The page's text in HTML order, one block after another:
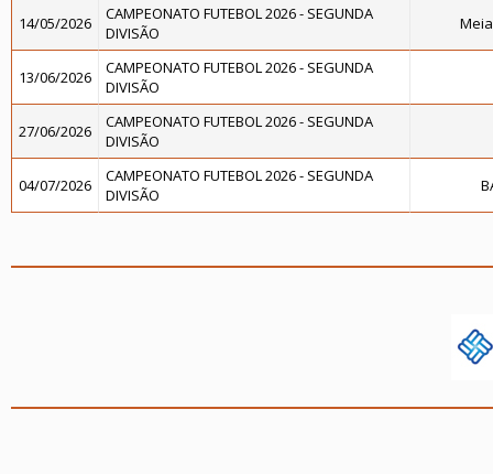
14/05/2026
CAMPEONATO FUTEBOL 2026 - SEGUNDA
DIVISÃO
13/06/2026
CAMPEONATO FUTEBOL 2026 - SEGUNDA
DIVISÃO
27/06/2026
CAMPEONATO FUTEBOL 2026 - SEGUNDA
DIVISÃO
04/07/2026
CAMPEONATO FUTEBOL 2026 - SEGUNDA
DIVISÃO